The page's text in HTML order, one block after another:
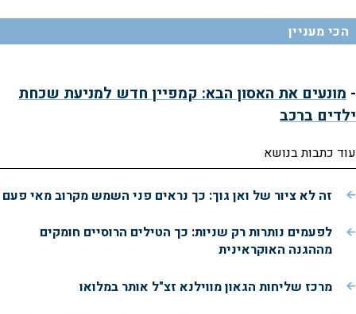
הכי מעניין
- מונעים את האסון הבא: קמפיין חדש למניעת שכחת
ילדים ברכב
עוד כתבות בנושא
זה לא ציור של ואן גוך: כך נראים פני השמש מקרוב מאי פעם
לפעמים נותרות רק שניות: כך הטילים הרוסיים חומקים
מההגנה האוקראינית
מרכז שליחות הגאון מווילנא זצ"ל אותר במלואו